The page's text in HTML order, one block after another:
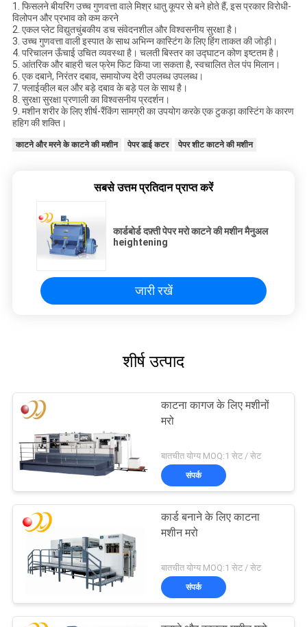
1. फिसलने बीयरिंग उच्च गुणवत्ता वाले मिश्र धातु कूपर से बने होते हैं, इस प्रकार विरोधी-
विलोपन और प्रभाव को कम करने
2. एकल प्लेट विद्युतचुंबकीय डच संवेदनशील और विश्वसनीय सुरक्षा है।
3. उच्च गुणवत्ता वाली इस्पात के साथ अभिन्न कास्टिंग के लिए हिंग ताकत की जोड़ी।
4. परिचालन ऊँचाई उचित व्यवस्था है। चलती बिस्तर का उद्घाटन कोण इष्टतम है।
5. आंतरिक और बाहरी चल फ्रेम फिट किया जा सकता है, स्वचालित तेल पंप मिलान।
6. एक दबाने, निरंतर दबाव, समायोज्य देरी उपलब्ध उपलब्ध।
7. फ्लाईव्हील बल और बड़े दबाव के बड़े पल के साथ है।
8. सुरक्षा सुरक्षा प्रणाली का विश्वसनीय प्रदर्शन।
9. मशीन शरीर के लिए शीर्ष-रैंकिंग सामग्री का उपयोग करके एक टुकड़ा कास्टिंग के कारण
हहिग की शक्ति।
काटने और मरने के काटने की मशीन पेपर डाई कटर पेपर शीट काटने की मशीन
सबसे उत्तम प्रतिदान प्राप्त करें
कार्डबोर्ड दफ़्ती पेपर मरो काटने की मशीन मैनुअल
heightening
जारी रखें
शीर्ष उत्पाद
काटना कागज के लिए मशीनों
मरो
बातचीत योग्य MOQ:1 सेट / सेट
संपर्क
कार्ड बनाने के लिए काटना
मशीन मरो
बातचीत योग्य MOQ:1 सेट / सेट
संपर्क